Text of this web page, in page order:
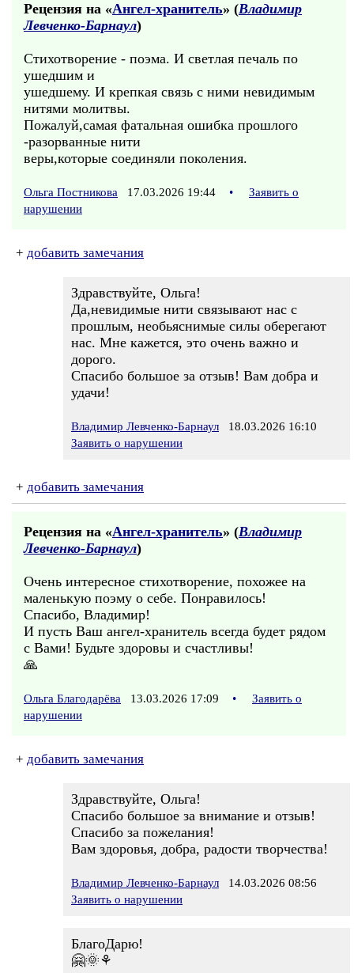
Рецензия на «Ангел-хранитель» (Владимир
Левченко-Барнаул)
Стихотворение - поэма. И светлая печаль по
ушедшим и
ушедшему. И крепкая связь с ними невидимым
нитями молитвы.
Пожалуй,самая фатальная ошибка прошлого
-разорванные нити
веры,которые соединяли поколения.
Ольга Постникова 17.03.2026 19:44 •
Заявить о
нарушении
+ добавить замечания
Здравствуйте, Ольга!
Да,невидимые нити связывают нас с
прошлым, необьяснимые силы оберегают
нас. Мне кажется, это очень важно и
дорого.
Спасибо большое за отзыв! Вам добра и
удачи!
Владимир Левченко-Барнаул 18.03.2026 16:10
Заявить о нарушении
+ добавить замечания
Рецензия на «Ангел-хранитель» (Владимир
Левченко-Барнаул)
Очень интересное стихотворение, похожее на
маленькую поэму о себе. Понравилось!
Спасибо, Владимир!
И пусть Ваш ангел-хранитель всегда будет рядом
с Вами! Будьте здоровы и счастливы!
🙏
Ольга Благодарёва 13.03.2026 17:09 •
Заявить о
нарушении
+ добавить замечания
Здравствуйте, Ольга!
Спасибо большое за внимание и отзыв!
Спасибо за пожелания!
Вам здоровья, добра, радости творчества!
Владимир Левченко-Барнаул 14.03.2026 08:56
Заявить о нарушении
БлагоДарю!
🤗🌞⚘